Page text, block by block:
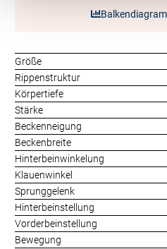
Größe
Rippenstruktur
Körpertiefe
Stärke
Beckenneigung
Beckenbreite
Hinterbeinwinkelung
Klauenwinkel
Sprunggelenk
Hinterbeinstellung
Vorderbeinstellung
Bewegung